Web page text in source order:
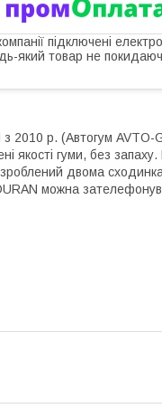
підключені
який товар не
р. (Автогум AVTO-
якості гуми, без
двома
можна